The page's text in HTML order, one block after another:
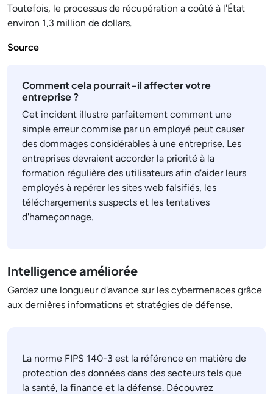
Toutefois, le processus de récupération a coûté à l'État
environ 1,3 million de dollars.
Source
Comment cela pourrait-il affecter votre
entreprise ?
Cet incident illustre parfaitement comment une
simple erreur commise par un employé peut causer
des dommages considérables à une entreprise. Les
entreprises devraient accorder la priorité à la
formation régulière des utilisateurs afin d'aider leurs
employés à repérer les sites web falsifiés, les
téléchargements suspects et les tentatives
d'hameçonnage.
Intelligence améliorée
Gardez une longueur d'avance sur les cybermenaces grâce
aux dernières informations et stratégies de défense.
La norme FIPS 140-3 est la référence en matière de
protection des données dans des secteurs tels que
la santé, la finance et la défense. Découvrez